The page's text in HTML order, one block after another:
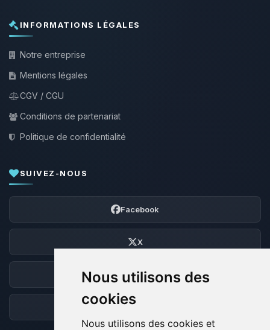
Nous utilisons des
cookies
Nous utilisons des cookies et
INFORMATIONS LÉGALES
Notre entreprise
Mentions légales
CGV / CGU
Conditions de partenariat
Politique de confidentialité
SUIVEZ-NOUS
Facebook
X
Discord
Forum